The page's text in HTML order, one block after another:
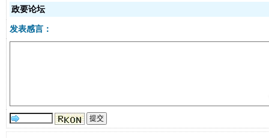
政要论坛
发表感言：